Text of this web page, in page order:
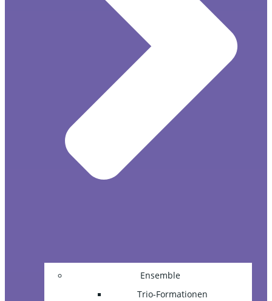
Ensemble
Trio-Formationen